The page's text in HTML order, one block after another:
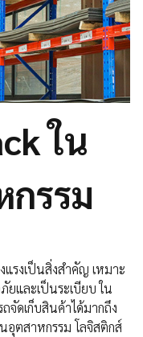
ใน
กรรม
แรงเป็นสิ่งสำคัญ เหมาะ
ยและเป็นระเบียบ ใน
จัดเก็บสินค้าได้มากถึง
อุตสาหกรรม โลจิสติกส์